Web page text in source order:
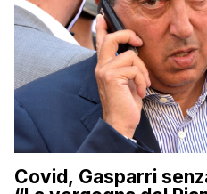
Covid, Gasparri